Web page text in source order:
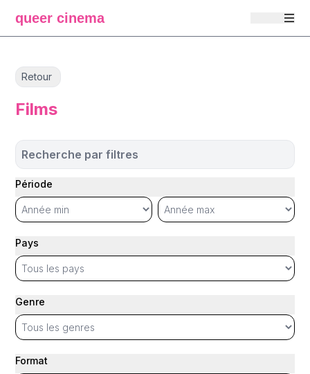
queer cinema
Retour
Films
Recherche par filtres
Période
Pays
Genre
Format